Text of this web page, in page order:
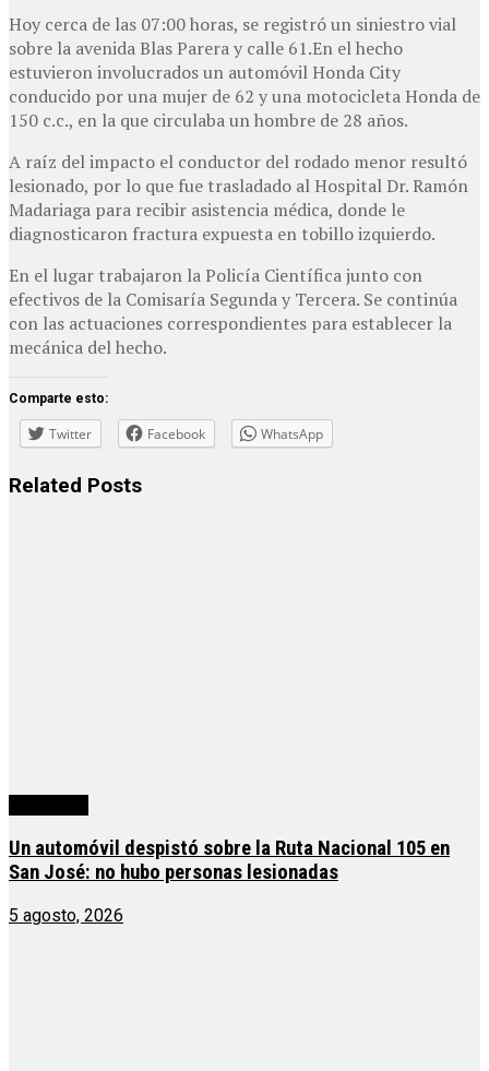
Hoy cerca de las 07:00 horas, se registró un siniestro vial
sobre la avenida Blas Parera y calle 61.En el hecho
estuvieron involucrados un automóvil Honda City
conducido por una mujer de 62 y una motocicleta Honda de
150 c.c., en la que circulaba un hombre de 28 años.
A raíz del impacto el conductor del rodado menor resultó
lesionado, por lo que fue trasladado al Hospital Dr. Ramón
Madariaga para recibir asistencia médica, donde le
diagnosticaron fractura expuesta en tobillo izquierdo.
En el lugar trabajaron la Policía Científica junto con
efectivos de la Comisaría Segunda y Tercera. Se continúa
con las actuaciones correspondientes para establecer la
mecánica del hecho.
Comparte esto:
Twitter Facebook WhatsApp
Related Posts
Un automóvil despistó sobre la Ruta Nacional 105 en
San José: no hubo personas lesionadas
5 agosto, 2026